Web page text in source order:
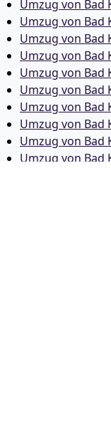
Umzug von Bad
Umzug von Bad
Umzug von Bad
Umzug von Bad
Umzug von Bad
Umzug von Bad
Umzug von Bad
Umzug von Bad
Umzug von Bad
Umzug von Bad